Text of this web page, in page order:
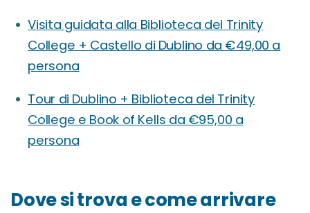
Visita guidata alla Biblioteca del Trinity
College + Castello di Dublino da €49,00 a
persona
Tour di Dublino + Biblioteca del Trinity
College e Book of Kells da €95,00 a
persona
Dove si trova e come arrivare